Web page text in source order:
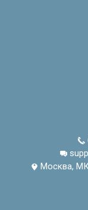
Москва,